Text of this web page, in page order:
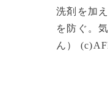
洗剤を加
を防ぐ。
ん）